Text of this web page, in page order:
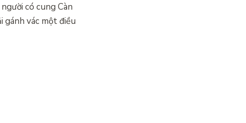
có cung Càn
vác một điều